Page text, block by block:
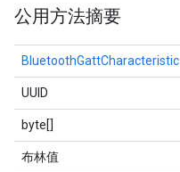
公用方法摘要
BluetoothGattCharacteristic
UUID
byte[]
布林值